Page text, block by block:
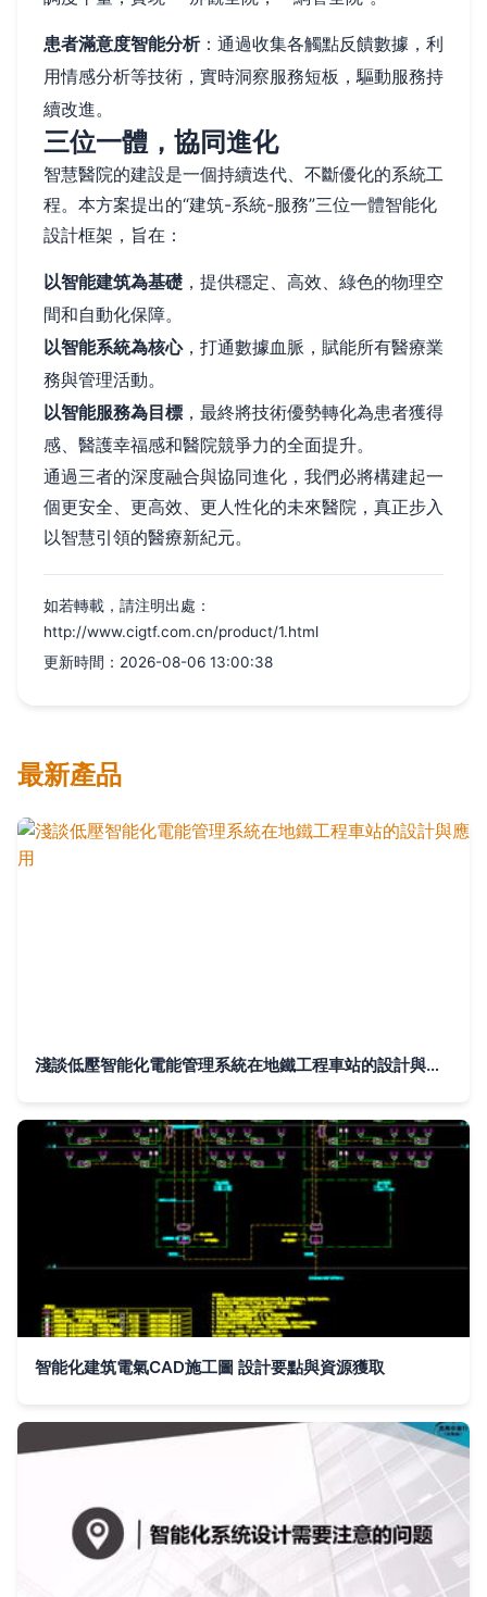
患者滿意度智能分析：通過收集各觸點反饋數據，利
用情感分析等技術，實時洞察服務短板，驅動服務持
續改進。
三位一體，協同進化
智慧醫院的建設是一個持續迭代、不斷優化的系統工
程。本方案提出的“建筑-系統-服務”三位一體智能化
設計框架，旨在：
以智能建筑為基礎 ，提供穩定、高效、綠色的物理空
間和自動化保障。
以智能系統為核心，打通數據血脈，賦能所有醫療業
務與管理活動。
以智能服務為目標 ，最終將技術優勢轉化為患者獲得
感、醫護幸福感和醫院競爭力的全面提升。
通過三者的深度融合與協同進化，我們必將構建起一
個更安全、更高效、更人性化的未來醫院，真正步入
以智慧引領的醫療新紀元。
如若轉載，請注明出處：
http://www.cigtf.com.cn/product/1.html
更新時間：2026-08-06 13:00:38
最新產品
淺談低壓智能化電能管理系統在地鐵工程車站的設計與應用
智能化建筑電氣CAD施工圖 設計要點與資源獲取